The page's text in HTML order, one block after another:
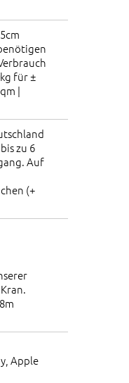
für ±
|
zu 6
Auf
(+
Apple